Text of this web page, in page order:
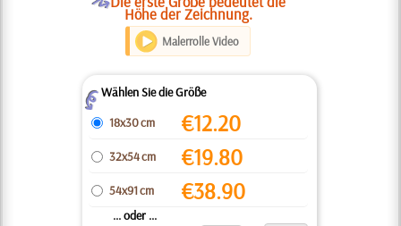
Höhe der Zeichnung.
Malerrolle Video
ZWählen Sie die Größe
18x30 cm
€12.20
32x54 cm €19.80
54x91 cm €38.90
... oder ...